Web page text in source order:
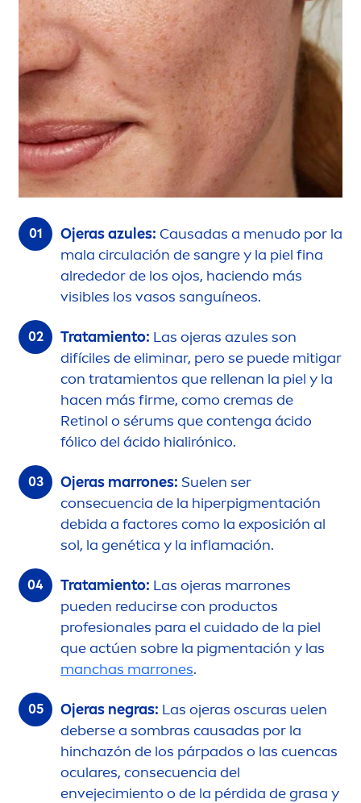
Ojeras azules: Causadas a menudo por la
mala circulación de sangre y la piel fina
alrededor de los ojos, haciendo más
visibles los vasos sanguíneos.
Tratamiento: Las ojeras azules son
difíciles de eliminar, pero se puede mitigar
con tratamientos que rellenan la piel y la
hacen más firme, como cremas de
Retinol o sérums que contenga ácido
fólico del ácido hialirónico.
Ojeras marrones: Suelen ser
consecuencia de la hiperpigmentación
debida a factores como la exposición al
sol, la genética y la inflamación.
Tratamiento: Las ojeras marrones
pueden reducirse con productos
profesionales para el cuidado de la piel
que actúen sobre la pigmentación y las
manchas marrones.
Ojeras negras: Las ojeras oscuras uelen
deberse a sombras causadas por la
hinchazón de los párpados o las cuencas
oculares, consecuencia del
envejecimiento o de la pérdida de grasa y